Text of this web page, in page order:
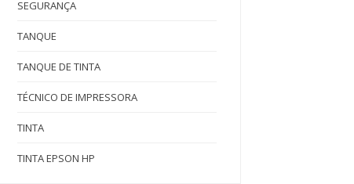
SEGURANÇA
TANQUE
TANQUE DE TINTA
TÉCNICO DE IMPRESSORA
TINTA
TINTA EPSON HP